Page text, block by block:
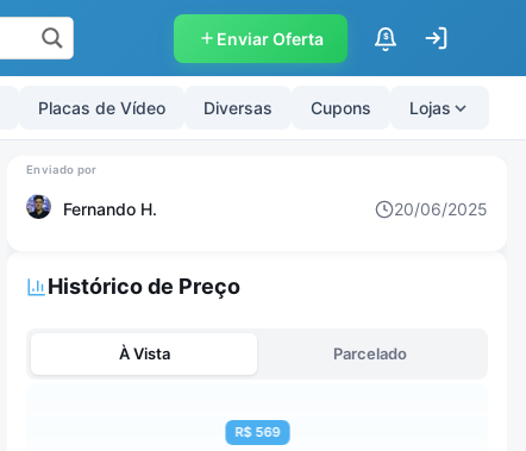
Enviar Oferta $
Placas de Vídeo Diversas Cupons Lojas
Fernando H. 20/06/2025
Histórico de Preço
À Vista Parcelado